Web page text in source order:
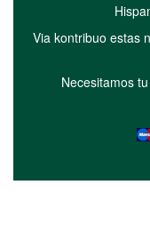
Via kontribuo estas
Necesitamos